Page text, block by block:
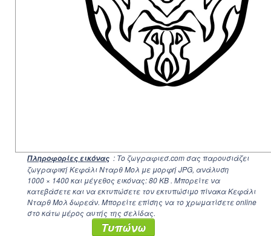
Πληροφορίες εικόνας : Το ζωγραφιεσ.com σας παρουσιάζει
ζωγραφική Κεφάλι Νταρθ Μολ με μορφή JPG, ανάλυση
1000 × 1400και μέγεθος εικόνας: 80 KB . Μπορείτε να
κατεβάσετε και να εκτυπώσετε τον εκτυπώσιμο πίνακα Κεφάλι
Νταρθ Μολ δωρεάν. Μπορείτε επίσης να το χρωματίσετε online
στο κάτω μέρος αυτής της σελίδας.
Τυπώνω